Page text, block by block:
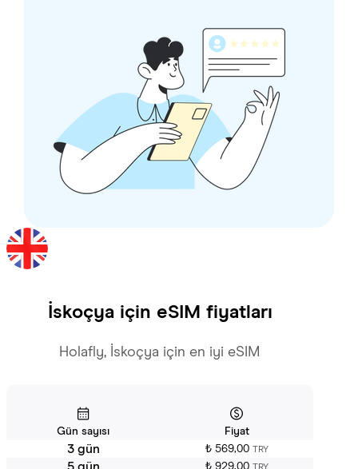
İskoçya için eSIM fiyatları
Holafly, İskoçya için en iyi eSIM
Gün sayısı Fiyat
3 gün ₺ 569,00 TRY